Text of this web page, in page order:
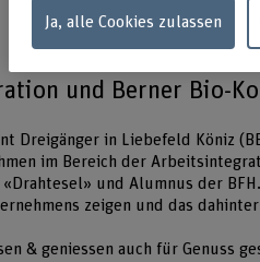
und Berner Bio-
Dreigänger in Liebefeld Köniz
im Bereich der
und Alumnus der
zeigen und das
& geniessen auch für Genuss
Ja, alle Cookies zulassen